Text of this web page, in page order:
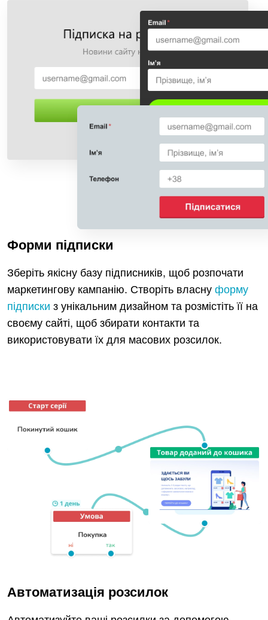
Форми підписки
Зберіть якісну базу підписників, щоб розпочати
маркетингову кампанію. Створіть власнуформу
підписки з унікальним дизайном та розмістіть її на
своєму сайті, щоб збирати контакти та
використовувати їх для масових розсилок.
Автоматизація розсилок